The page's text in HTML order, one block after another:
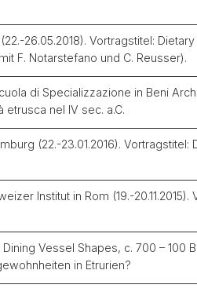
26.05.2018). Vortragstitel:
F. Notarstefano und C. Reusser).
di Specializzazione in Beni
etrusca nel IV sec. a.C.
(22.-23.01.2016). Vortragstitel:
Institut in Rom (19.-20.11.2015).
Vessel Shapes, c. 700 – 100
in Etrurien?